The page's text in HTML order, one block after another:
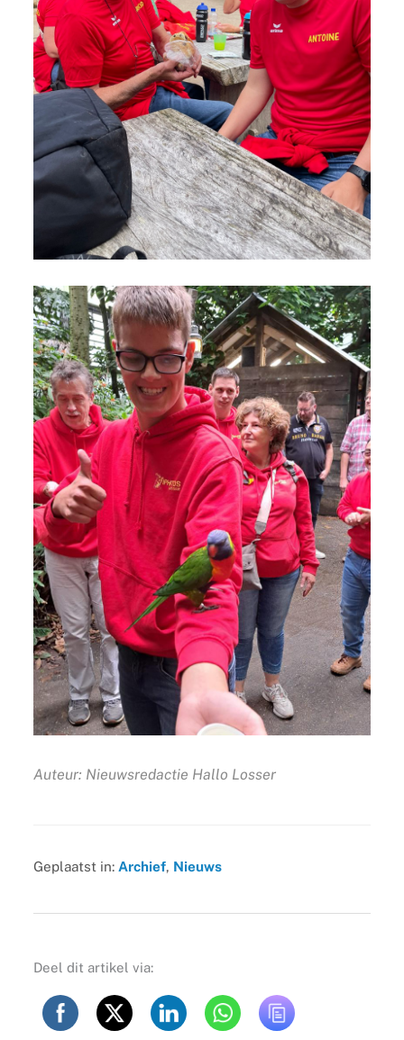
Auteur: Nieuwsredactie Hallo Losser
Geplaatst in: Archief, Nieuws
Deel dit artikel via: